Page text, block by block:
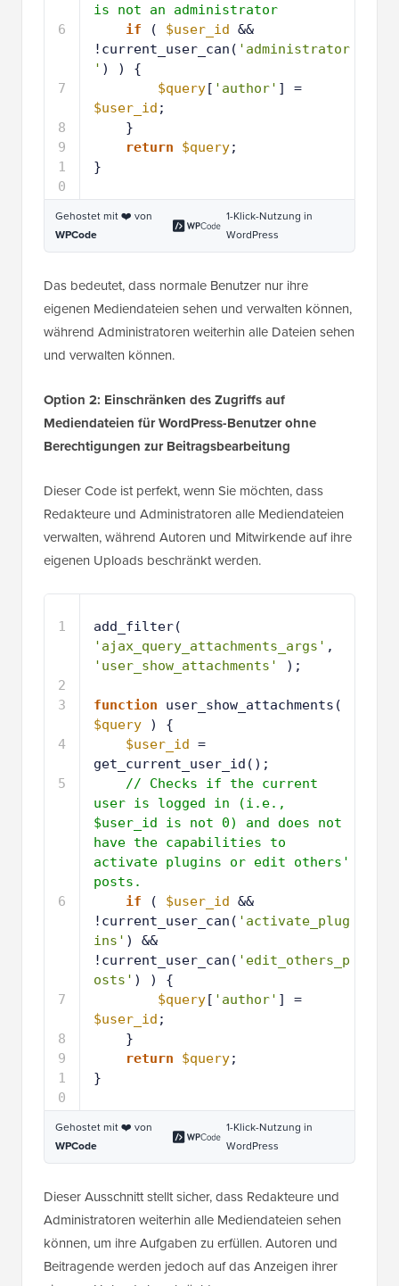
6
7
8
9
1
0
is not an administrator
if
( $user_id &&
!current_user_can( 'administrator
' ) ) {
$query[ 'author'
$user_id ;
}
return
$query;
}
Gehostet mit ❤️ von
WPCode
1-Klick-Nutzung in
WordPress
Das bedeutet, dass normale Benutzer nur ihre
eigenen Mediendateien sehen und verwalten können,
während Administratoren weiterhin alle Dateien sehen
und verwalten können.
Option 2: Einschränken des Zugriffs auf
Mediendateien für WordPress-Benutzer ohne
Berechtigungen zur Beitragsbearbeitung
Dieser Code ist perfekt, wenn Sie möchten, dass
Redakteure und Administratoren alle Mediendateien
verwalten, während Autoren und Mitwirkende auf ihre
eigenen Uploads beschränkt werden.
1
2
3
4
5
6
7
8
9
1
0
'ajax_query_attachments_args'
'user_show_attachments'
);
function
$query
) {
$user_id =
get_current_user_id();
// Checks if the current
user is logged in (i.e.,
$user_id is not 0) and does not
have the capabilities to
activate plugins or edit others'
posts.
if
( $user_id &&
!current_user_can( 'activate_plug
ins' ) &&
!current_user_can( 'edit_others_p
osts' ) ) {
$query[ 'author'
$user_id ;
}
return
$query;
}
Gehostet mit ❤️ von
WPCode
1-Klick-Nutzung in
WordPress
Dieser Ausschnitt stellt sicher, dass Redakteure und
Administratoren weiterhin alle Mediendateien sehen
können, um ihre Aufgaben zu erfüllen. Autoren und
Beitragende werden jedoch auf das Anzeigen ihrer